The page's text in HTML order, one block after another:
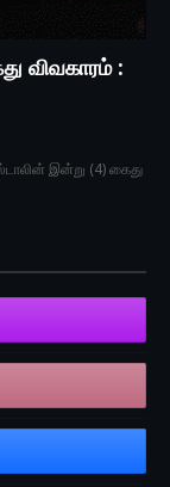
விவகாரம் :
இன்று (4) கைது